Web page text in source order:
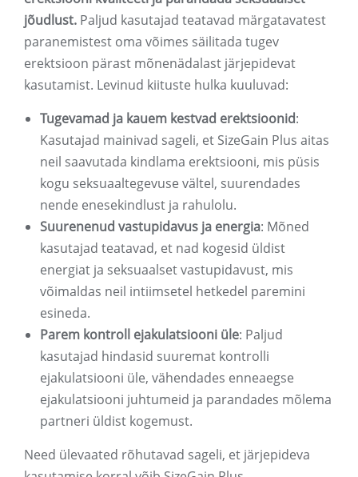
jõudlust. Paljud kasutajad teatavad märgatavatest
paranemistest oma võimes säilitada tugev
erektsioon pärast mõnenädalast järjepidevat
kasutamist. Levinud kiituste hulka kuuluvad:
Tugevamad ja kauem kestvad erektsioonid:
Kasutajad mainivad sageli, et SizeGain Plus aitas
neil saavutada kindlama erektsiooni, mis püsis
kogu seksuaaltegevuse vältel, suurendades
nende enesekindlust ja rahulolu.
Suurenenud vastupidavus ja energia: Mõned
kasutajad teatavad, et nad kogesid üldist
energiat ja seksuaalset vastupidavust, mis
võimaldas neil intiimsetel hetkedel paremini
esineda.
Parem kontroll ejakulatsiooni üle: Paljud
kasutajad hindasid suuremat kontrolli
ejakulatsiooni üle, vähendades enneaegse
ejakulatsiooni juhtumeid ja parandades mõlema
partneri üldist kogemust.
Need ülevaated rõhutavad sageli, et järjepideva